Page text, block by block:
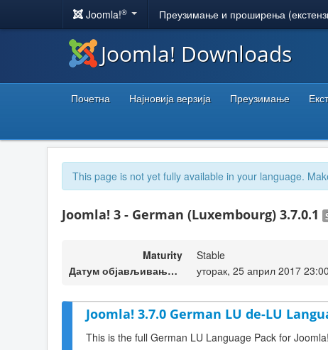
Joomla!® Преузимање и проширења
Joomla! Downloads
Почетна Најновија верзија Преузимање
This page is not yet fully available in your language.
Joomla! 3 - German (Luxembourg) 3.7.0.1
Maturity
Stable
Датум објављивања верзије
уторак, 25 април 2017 23:00
Joomla! 3.7.0 German LU de-LU
This is the full German LU Language Pack for